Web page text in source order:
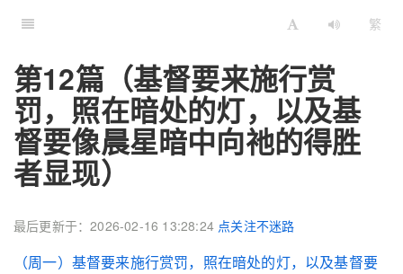
繁
第12篇（基督要来施行赏
罚，照在暗处的灯，以及基
督要像晨星暗中向祂的得胜
者显现）
最后更新于：2026-02-16 13:28:24 点关注不迷路
（周一）基督要来施行赏罚，照在暗处的灯，以及基督要